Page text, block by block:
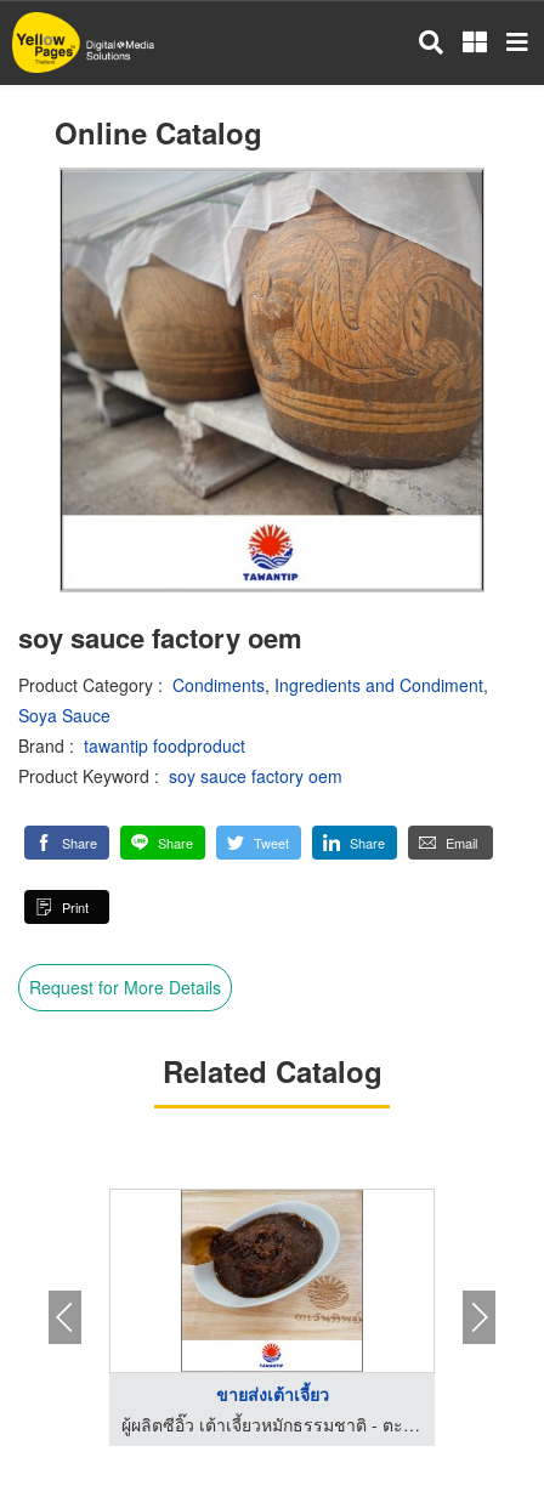
Skip
to
main
Online Catalog
soy sauce factory oem
Product Category : Condiments, Ingredients and Condiment,
Soya Sauce
Brand : tawantip foodproduct
Product Keyword : soy sauce factory oem
Share Share Tweet Share Email
Print
Request for More Details
Related Catalog
ขายส่งเต้าเจี้ยว
ผู้ผลิตซีอิ๊ว เต้าเจี้ยวหมักธรรมชาติ - ตะวันทิพย์ ฟูดโปรดักส์